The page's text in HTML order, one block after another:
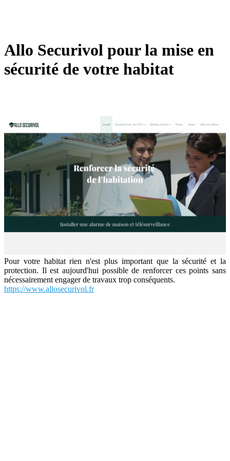
Allo Securivol pour la mise en
sécurité de votre habitat
Pour votre habitat rien n'est plus important que la sécurité et la
protection. Il est aujourd'hui possible de renforcer ces points sans
nécessairement engager de travaux trop conséquents.
https://www.allosecurivol.fr